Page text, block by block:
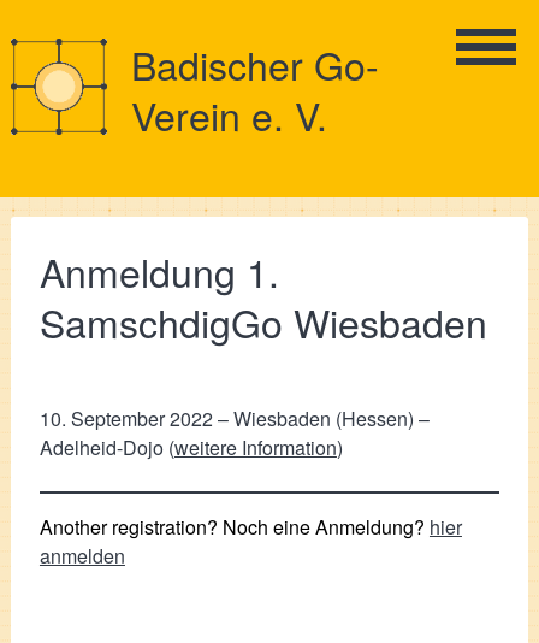
Badischer Go-
Verein e. V.
Anmeldung 1.
SamschdigGo Wiesbaden
10. September 2022 – Wiesbaden (Hessen) –
Adelheid-Dojo (weitere Information)
Another registration? Noch eine Anmeldung? hier
anmelden